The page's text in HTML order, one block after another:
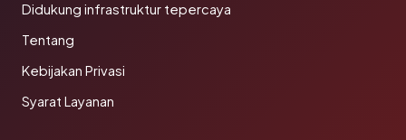
Didukung infrastruktur tepercaya
Tentang
Kebijakan Privasi
Syarat Layanan